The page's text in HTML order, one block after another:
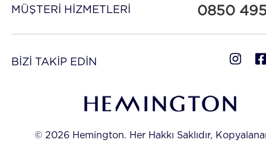
MÜŞTERİ HİZMETLERİ 0850
BİZİ TAKİP EDİN
© 2026 Hemington. Her Hakkı Saklıdır,